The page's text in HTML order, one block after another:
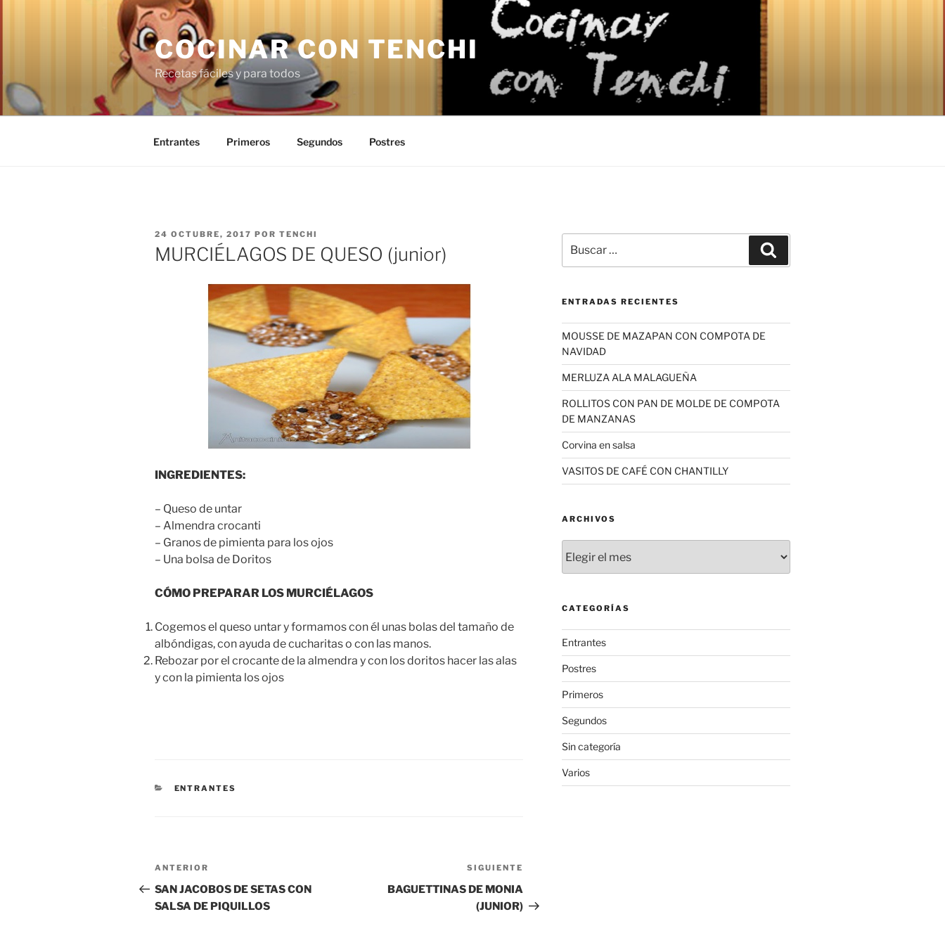
COCINAR CON TENCHI
Recetas fáciles y para todos
Entrantes Primeros Segundos Postres
PUBLICADO
EL
24 OCTUBRE, 2017 POR TENCHI
MURCIÉLAGOS DE QUESO (junior)
INGREDIENTES:
– Queso de untar
– Almendra crocanti
– Granos de pimienta para los ojos
– Una bolsa de Doritos
CÓMO PREPARAR LOS MURCIÉLAGOS
Cogemos el queso untar y formamos con él unas bolas del tamaño de
albóndigas, con ayuda de cucharitas o con las manos.
Rebozar por el crocante de la almendra y con los doritos hacer las alas
y con la pimienta los ojos
CATEGORÍAS
ENTRANTES
Navegación
de
entradas
Entrada
anterior:
ANTERIOR
SAN JACOBOS DE SETAS CON
SALSA DE PIQUILLOS
SIGUIENTE
BAGUETTINAS DE MONIA
(JUNIOR)
por:
ENTRADAS RECIENTES
MOUSSE DE MAZAPAN CON COMPOTA DE
NAVIDAD
MERLUZA ALA MALAGUEÑA
ROLLITOS CON PAN DE MOLDE DE COMPOTA
DE MANZANAS
Corvina en salsa
VASITOS DE CAFÉ CON CHANTILLY
ARCHIVOS
CATEGORÍAS
Entrantes
Postres
Primeros
Segundos
Sin categoría
Varios